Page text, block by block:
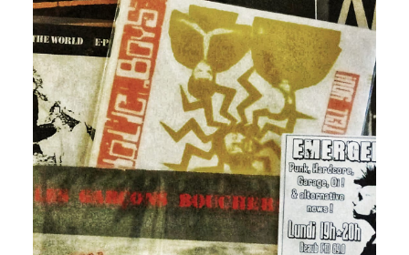
ÉMISSIONS
BOUTIQUE